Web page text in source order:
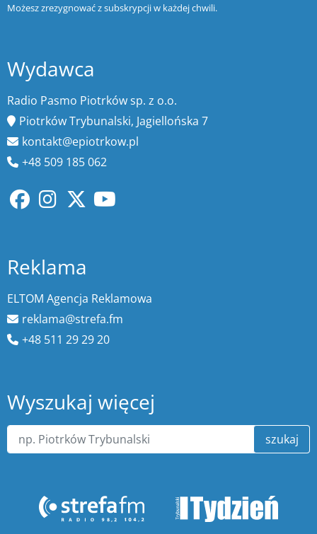
Możesz zrezygnować z subskrypcji w każdej chwili.
Wydawca
Radio Pasmo Piotrków sp. z o.o.
Piotrków Trybunalski, Jagiellońska 7
kontakt@epiotrkow.pl
+48 509 185 062
Reklama
ELTOM Agencja Reklamowa
reklama@strefa.fm
+48 511 29 29 20
Wyszukaj więcej
szukaj